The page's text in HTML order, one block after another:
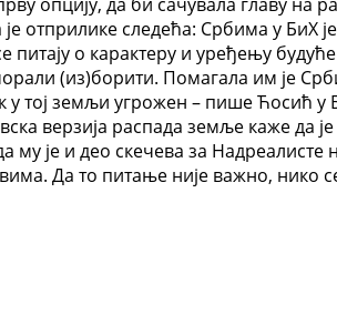
отприлике следећа: Србима у БиХ је
питају о карактеру и уређењу
(из)борити. Помагала им је
тој земљи угрожен – пише Ћосић у
верзија распада земље каже да
му је и део скечева за Надреалисте
Да то питање није важно, нико